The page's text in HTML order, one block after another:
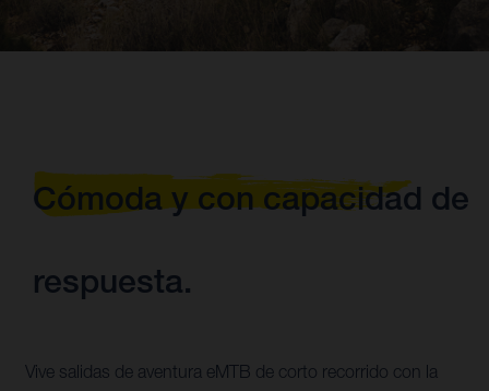
Cómoda y con capacidad de
respuesta.
Vive salidas de aventura eMTB de corto recorrido con la